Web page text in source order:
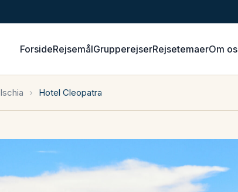
ForsideRejsemålGrupperejserRejsetemaerOm os
Ischia › Hotel Cleopatra